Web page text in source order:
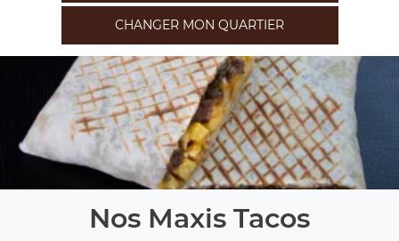
CHANGER MON QUARTIER
Nos Maxis Tacos